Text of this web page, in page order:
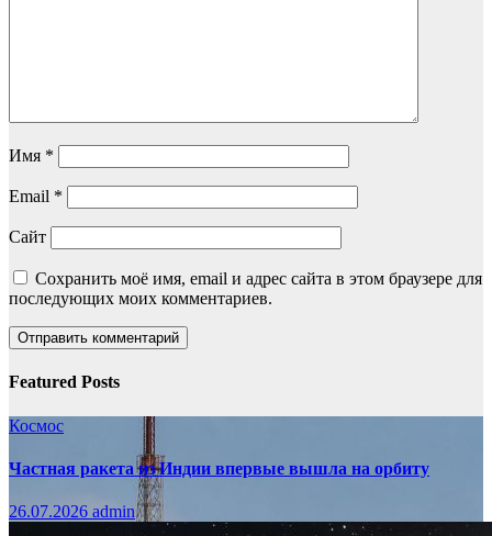
Имя *
Email *
Сайт
Сохранить моё имя, email и адрес сайта в этом браузере для
последующих моих комментариев.
Featured Posts
Космос
Частная ракета из Индии впервые вышла на орбиту
26.07.2026 admin